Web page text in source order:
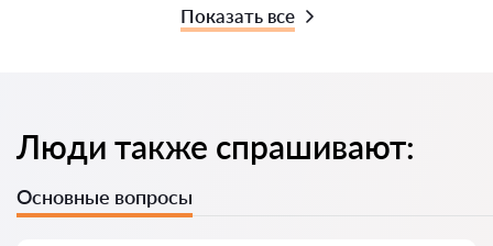
Показать все
Люди также спрашивают:
Основные вопросы